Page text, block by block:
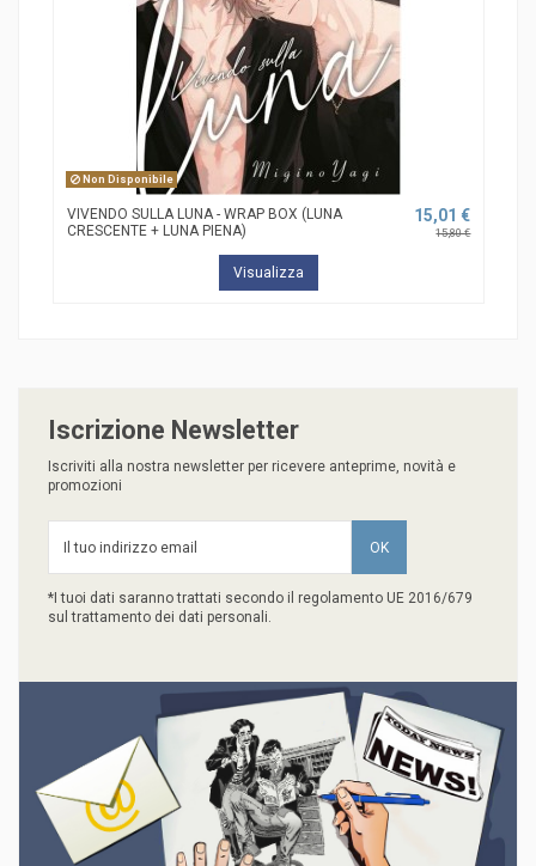
Non Disponibile
VIVENDO SULLA LUNA - WRAP BOX (LUNA
CRESCENTE + LUNA PIENA)
15,01 €
15,80 €
Visualizza
Iscrizione Newsletter
Iscriviti alla nostra newsletter per ricevere anteprime, novità e
promozioni
*I tuoi dati saranno trattati secondo il regolamento UE 2016/679
sul trattamento dei dati personali.